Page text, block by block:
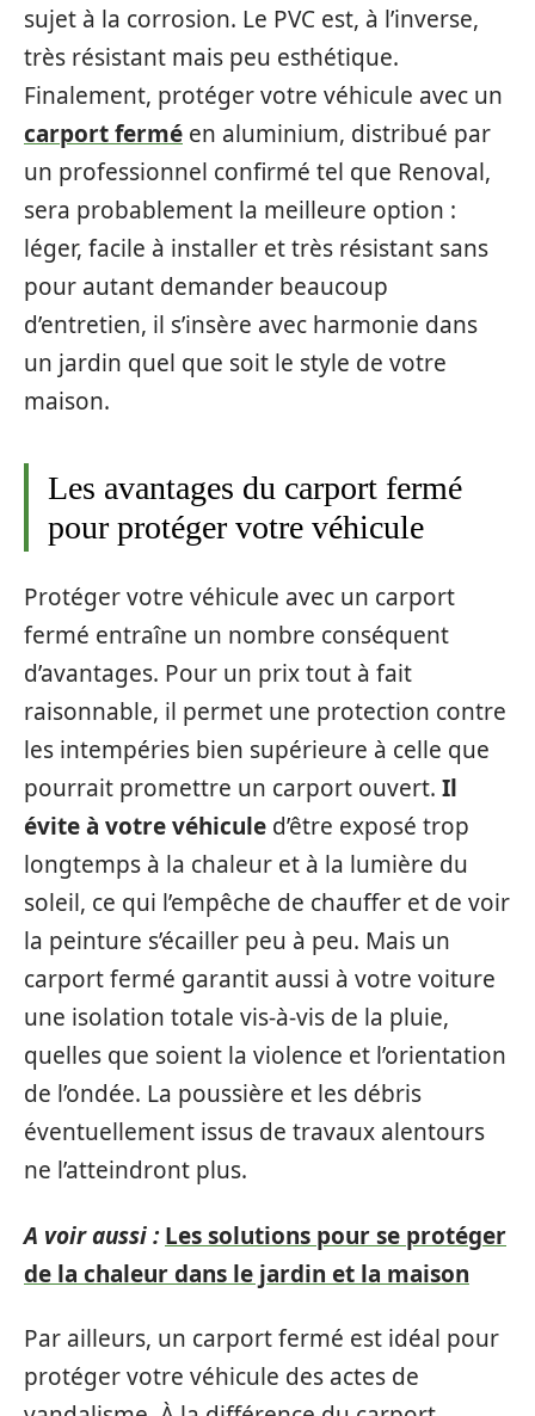
sujet à la corrosion. Le PVC est, à l’inverse,
très résistant mais peu esthétique.
Finalement, protéger votre véhicule avec un
carport fermé en aluminium, distribué par
un professionnel confirmé tel que Renoval,
sera probablement la meilleure option :
léger, facile à installer et très résistant sans
pour autant demander beaucoup
d’entretien, il s’insère avec harmonie dans
un jardin quel que soit le style de votre
maison.
Les avantages du carport fermé
pour protéger votre véhicule
Protéger votre véhicule avec un carport
fermé entraîne un nombre conséquent
d’avantages. Pour un prix tout à fait
raisonnable, il permet une protection contre
les intempéries bien supérieure à celle que
pourrait promettre un carport ouvert. Il
évite à votre véhicule d’être exposé trop
longtemps à la chaleur et à la lumière du
soleil, ce qui l’empêche de chauffer et de voir
la peinture s’écailler peu à peu. Mais un
carport fermé garantit aussi à votre voiture
une isolation totale vis-à-vis de la pluie,
quelles que soient la violence et l’orientation
de l’ondée. La poussière et les débris
éventuellement issus de travaux alentours
ne l’atteindront plus.
A voir aussi : Les solutions pour se protéger
de la chaleur dans le jardin et la maison
Par ailleurs, un carport fermé est idéal pour
protéger votre véhicule des actes de